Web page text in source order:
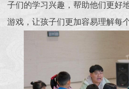
子们的学习兴趣，帮助他们更好
游戏，让孩子们更加容易理解每